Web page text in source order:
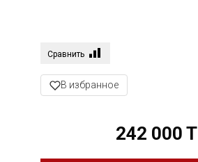
Сравнить
В избранное
242 000 T